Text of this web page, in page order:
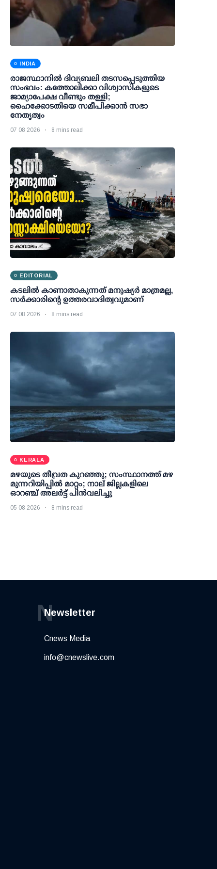
INDIA
രാജസ്ഥാനിൽ ദിവ്യബലി തടസപ്പെടുത്തിയ
സംഭവം: കത്തോലിക്കാ വിശ്വാസികളുടെ
ജാമ്യാപേക്ഷ വീണ്ടും തള്ളി;
ഹൈക്കോടതിയെ സമീപിക്കാൻ സഭാ
നേതൃത്വം
07 08 2026 8 mins read
EDITORIAL
കടലിൽ കാണാതാകുന്നത് മനുഷ്യർ മാത്രമല്ല,
സർക്കാരിന്റെ ഉത്തരവാദിത്വവുമാണ്
07 08 2026 8 mins read
KERALA
മഴയുടെ തീവ്രത കുറഞ്ഞു; സംസ്ഥാനത്ത് മഴ
മുന്നറിയിപ്പിൽ മാറ്റം; നാല് ജില്ലകളിലെ
ഓറഞ്ച് അലർട്ട് പിൻവലിച്ചു
05 08 2026 8 mins read
Newsletter
N
Cnews Media
info@cnewslive.com